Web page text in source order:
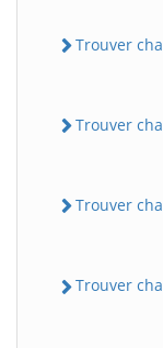
Trouver
Trouver
Trouver
Trouver